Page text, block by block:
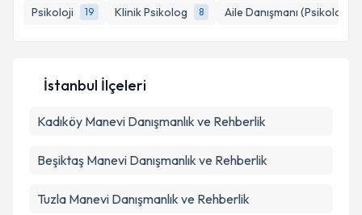
Psikoloji
19 Klinik Psikolog 8 Aile Danışmanı (Psikolog)
bilgilendireceğiz.
E-posta Adresiniz
Kişisel verilerimin işlenmesine ilişkinAydınlatma
kapsamda işlenmesini kabul ediyorum.
Takvim Talebini Gönder
İstanbul İlçeleri
Kadıköy Manevi Danışmanlık ve Rehberlik
Beşiktaş Manevi Danışmanlık ve Rehberlik
Tuzla Manevi Danışmanlık ve Rehberlik